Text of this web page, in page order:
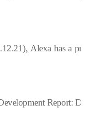
Alexa has a
Report: Data